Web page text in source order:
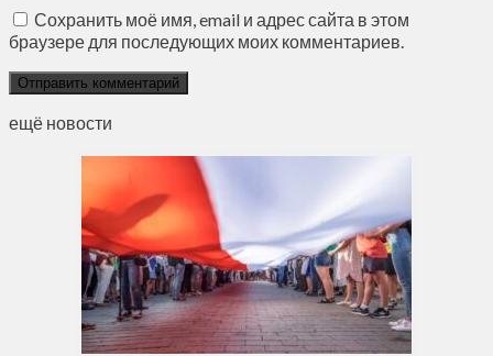
Сохранить моё имя, email и адрес сайта в этом
браузере для последующих моих комментариев.
ещё новости